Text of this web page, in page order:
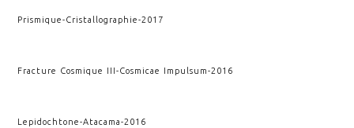
Prismique-Cristallographie-2017
Fracture Cosmique III-Cosmicae Impulsum-2016
Lepidochtone-Atacama-2016